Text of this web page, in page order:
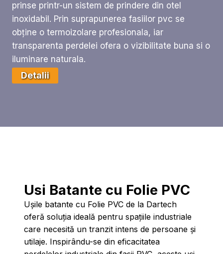
prinse printr-un sistem de prindere din otel
inoxidabil. Prin suprapunerea fasiilor pvc se
obține o termoizolare profesionala, iar
transparenta perdelei ofera o vizibilitate buna si o
iluminare naturala.
Detalii
Usi Batante cu Folie PVC
Ușile batante cu Folie PVC de la Dartech
oferă soluția ideală pentru spațiile industriale
care necesită un tranzit intens de persoane și
utilaje. Inspirându-se din eficacitatea